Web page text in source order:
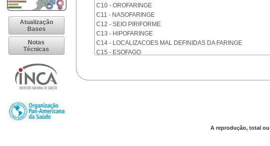
Atualização
Bases
Notas
Técnicas
C10 - OROFARINGE
C11 - NASOFARINGE
C12 - SEIO PIRIFORME
C13 - HIPOFARINGE
C14 - LOCALIZACOES MAL DEFINIDAS DA FARINGE
C15 - ESOFAGO
C18 - COLON
A reprodução, total